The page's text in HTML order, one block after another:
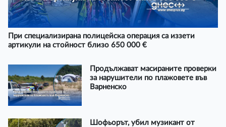
При специализирана полицейска операция са иззети
артикули на стойност близо 650 000 €
Продължават масираните проверки
за нарушители по плажовете във
Варненско
Шофьорът, убил музикант от